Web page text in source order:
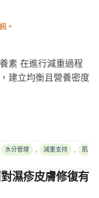
素 在進行減重過程
建立均衡且營養密度
水分管理 減重支持
肌
濕疹皮膚修復有